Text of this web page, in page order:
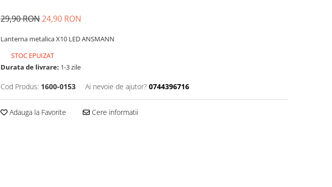
29,90 RON24,90 RON
Lanterna metalica X10 LED ANSMANN
STOC EPUIZAT
Durata de livrare: 1-3 zile
Cod Produs: 1600-0153 Ai nevoie de ajutor? 0744396716
Adauga la Favorite Cere informatii